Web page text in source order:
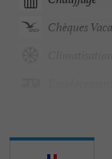
Chèques
Epicerie /